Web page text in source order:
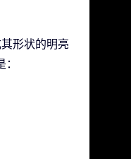
形状的明亮